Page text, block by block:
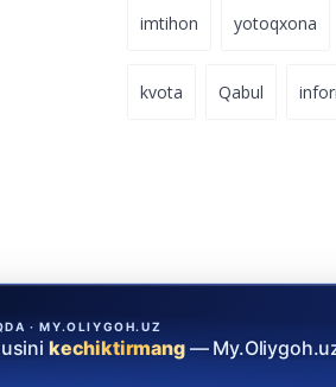
imtihon yotoqxona
kvota Qabul
· MY.OLIYGOH.UZ
kechiktirmang—